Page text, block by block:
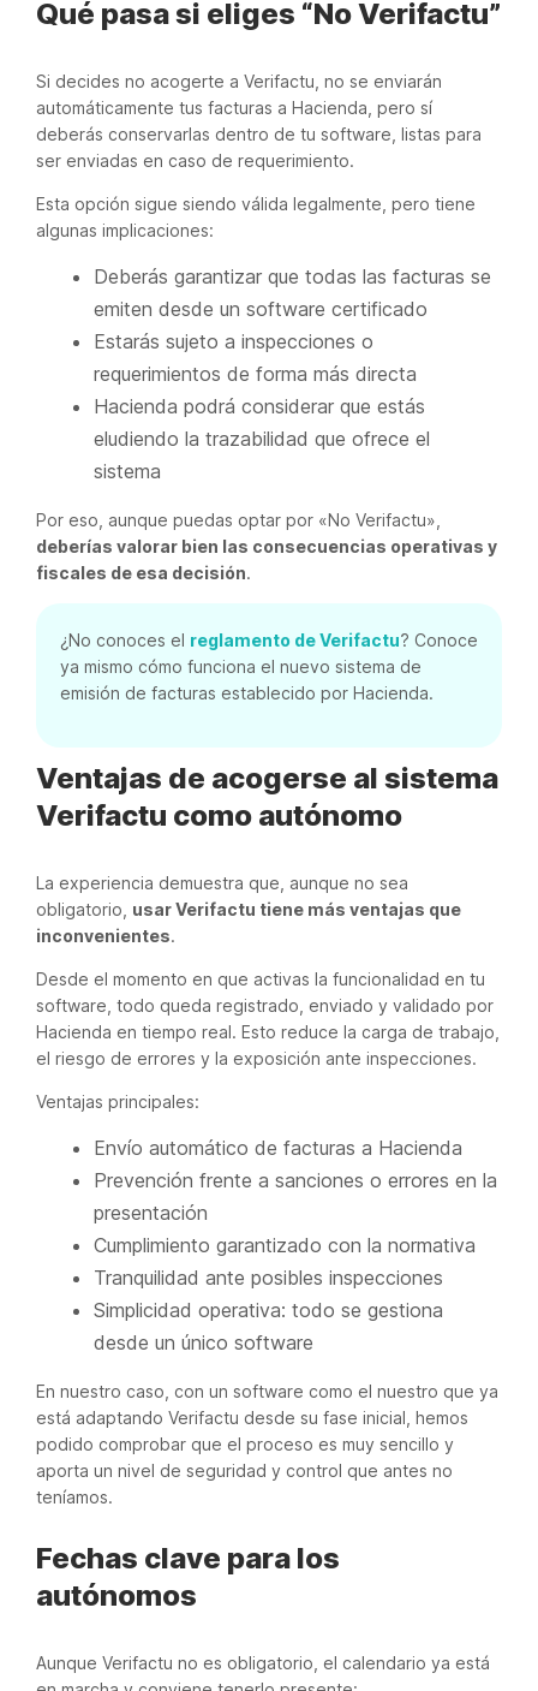
Qué pasa si eliges “No Verifactu”
Si decides no acogerte a Verifactu, no se enviarán
automáticamente tus facturas a Hacienda, pero sí
deberás conservarlas dentro de tu software, listas para
ser enviadas en caso de requerimiento.
Esta opción sigue siendo válida legalmente, pero tiene
algunas implicaciones:
Deberás garantizar que todas las facturas se
emiten desde un software certificado
Estarás sujeto a inspecciones o
requerimientos de forma más directa
Hacienda podrá considerar que estás
eludiendo la trazabilidad que ofrece el
sistema
Por eso, aunque puedas optar por «No Verifactu»,
deberías valorar bien las consecuencias operativas y
fiscales de esa decisión.
¿No conoces el reglamento de Verifactu? Conoce
ya mismo cómo funciona el nuevo sistema de
emisión de facturas establecido por Hacienda.
Ventajas de acogerse al sistema
Verifactu como autónomo
La experiencia demuestra que, aunque no sea
obligatorio, usar Verifactu tiene más ventajas que
inconvenientes.
Desde el momento en que activas la funcionalidad en tu
software, todo queda registrado, enviado y validado por
Hacienda en tiempo real. Esto reduce la carga de trabajo,
el riesgo de errores y la exposición ante inspecciones.
Ventajas principales:
Envío automático de facturas a Hacienda
Prevención frente a sanciones o errores en la
presentación
Cumplimiento garantizado con la normativa
Tranquilidad ante posibles inspecciones
Simplicidad operativa: todo se gestiona
desde un único software
En nuestro caso, con un software como el nuestro que ya
está adaptando Verifactu desde su fase inicial, hemos
podido comprobar que el proceso es muy sencillo y
aporta un nivel de seguridad y control que antes no
teníamos.
Fechas clave para los
autónomos
Aunque Verifactu no es obligatorio, el calendario ya está